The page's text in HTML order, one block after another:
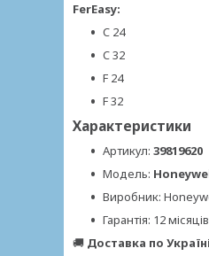
FerEasy:
C 24
C 32
F 24
F 32
Характеристики
Артикул: 39819620
Модель:
Виробник:
Гарантія: 12 місяців
🚚 Доставка по